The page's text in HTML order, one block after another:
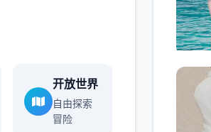
开放世界
自由探索
冒险